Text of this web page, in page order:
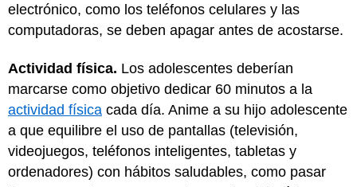
electrónico, como los teléfonos celulares y las
computadoras, se deben apagar antes de acostarse.
Actividad física. Los adolescentes deberían
marcarse como objetivo dedicar 60 minutos a la
actividad física cada día. Anime a su hijo adolescente
a que equilibre el uso de pantallas (televisión,
videojuegos, teléfonos inteligentes, tabletas y
ordenadores) con hábitos saludables, como pasar